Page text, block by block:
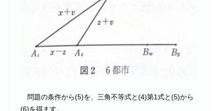
問題の条件から(5)を、三角不等式と(4)第1式と(5)から
(6)を得ます。